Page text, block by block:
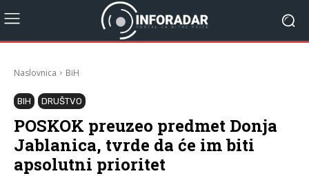
Naslovnica BiH
BIH DRUŠTVO
POSKOK preuzeo predmet Donja
Jablanica, tvrde da će im biti
apsolutni prioritet